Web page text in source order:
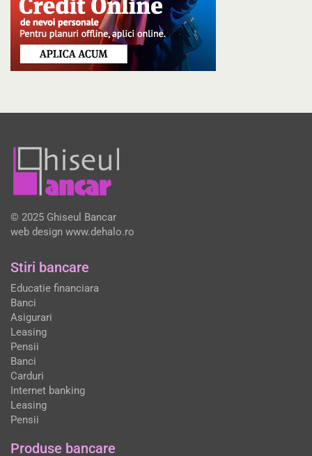
© 2025 Ghiseul Bancar
web design www.dehalo.ro
Stiri bancare
Educatie financiara
Banci
Asigurari
Leasing
Pensii
Banci
Carduri
Internet banking
Leasing
Pensii
Produse bancare